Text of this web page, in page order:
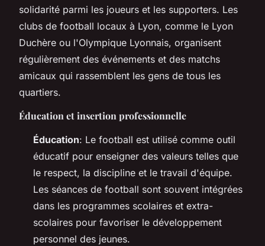
solidarité parmi les joueurs et les supporters. Les
clubs de football locaux à Lyon, comme le Lyon
Duchère ou l'Olympique Lyonnais, organisent
régulièrement des événements et des matchs
amicaux qui rassemblent les gens de tous les
quartiers.
Éducation et insertion professionnelle
Éducation: Le football est utilisé comme outil
éducatif pour enseigner des valeurs telles que
le respect, la discipline et le travail d'équipe.
Les séances de football sont souvent intégrées
dans les programmes scolaires et extra-
scolaires pour favoriser le développement
personnel des jeunes.